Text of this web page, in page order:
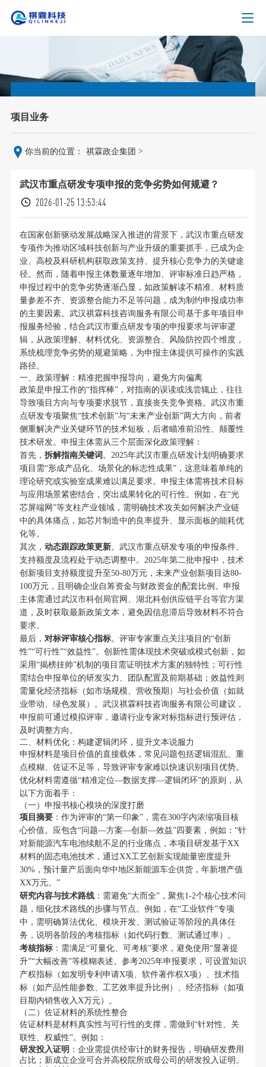
项目业务
你当前的位置： 祺霖政企集团 >
武汉市重点研发专项申报的竞争劣势如何规避？
2026-01-25 13:53:44
在国家创新驱动发展战略深入推进的背景下，武汉市重点研发
专项作为推动区域科技创新与产业升级的重要抓手，已成为企
业、高校及科研机构获取政策支持、提升核心竞争力的关键途
径。然而，随着申报主体数量逐年增加、评审标准日趋严格，
申报过程中的竞争劣势逐渐凸显，如政策解读不精准、材料质
量参差不齐、资源整合能力不足等问题，成为制约申报成功率
的主要因素。武汉祺霖科技咨询服务有限公司基于多年项目申
报服务经验，结合武汉市重点研发专项的申报要求与评审逻
辑，从政策理解、材料优化、资源整合、风险防控四个维度，
系统梳理竞争劣势的规避策略，为申报主体提供可操作的实践
路径。
一、政策理解：精准把握申报导向，避免方向偏离
政策是申报工作的“指挥棒”，对指南的误读或浅尝辄止，往往
导致项目方向与专项要求脱节，直接丧失竞争资格。武汉市重
点研发专项聚焦“技术创新”与“未来产业创新”两大方向，前者
侧重解决产业关键环节的技术短板，后者瞄准前沿性、颠覆性
技术研发。申报主体需从三个层面深化政策理解：
首先， 拆解指南关键词 。2025年武汉市重点研发计划明确要求
项目需“形成产品化、场景化的标志性成果”，这意味着单纯的
理论研究或实验室成果难以满足要求。申报主体需将技术目标
与应用场景紧密结合，突出成果转化的可行性。例如，在“光
芯屏端网”等支柱产业领域，需明确技术攻关如何解决产业链
中的具体痛点，如芯片制造中的良率提升、显示面板的能耗优
化等。
其次， 动态跟踪政策更新。武汉市重点研发专项的申报条件、
支持额度及流程处于动态调整中。2025年第二批申报中，技术
创新项目支持额度提升至50-80万元，未来产业创新项目达80-
100万元，且明确企业自筹资金与财政资金的配套比例。申报
主体需通过武汉市科创局官网、湖北科创供应链平台等官方渠
道，及时获取最新政策文本，避免因信息滞后导致材料不符合
要求。
最后， 对标评审核心指标。评审专家重点关注项目的“创新
性”“可行性”“效益性”。创新性需体现技术突破或模式创新，如
采用“揭榜挂帅”机制的项目需证明技术方案的独特性；可行性
需结合申报单位的研发实力、团队配置及前期基础；效益性则
需量化经济指标（如市场规模、营收预期）与社会价值（如就
业带动、绿色发展）。武汉祺霖科技咨询服务有限公司建议，
申报前可通过模拟评审，邀请行业专家对标指标进行预评估，
及时调整方向。
二、材料优化：构建逻辑闭环，提升文本说服力
申报材料是项目价值的直接载体，常见问题包括逻辑混乱、重
点模糊、佐证不足等，导致评审专家难以快速识别项目优势。
优化材料需遵循“精准定位—数据支撑—逻辑闭环”的原则，从
以下方面着手：
（一）申报书核心模块的深度打磨
项目摘要：作为评审的“第一印象”，需在300字内浓缩项目核
心价值。应包含“问题—方案—创新—效益”四要素，例如：“针
对新能源汽车电池续航不足的行业痛点，本项目研发基于XX
材料的固态电池技术，通过XX工艺创新实现能量密度提升
30%，预计量产后面向华中地区新能源车企供货，年新增产值
XX万元。”
研究内容与技术路线：需避免“大而全”，聚焦1-2个核心技术问
题，细化技术路线的步骤与节点。例如，在“工业软件”专项
中，需明确算法优化、模块开发、测试验证等阶段的具体任
务，说明各阶段的考核指标（如代码行数、测试通过率）。
考核指标：需满足“可量化、可考核”要求，避免使用“显著提
升”“大幅改善”等模糊表述。参考2025年申报要求，可设置知识
产权指标（如发明专利申请X项、软件著作权X项）、技术指
标（如产品性能参数、工艺效率提升比例）、经济指标（如项
目期内销售收入X万元）。
（二）佐证材料的系统性整合
佐证材料是材料真实性与可行性的支撑，需做到“针对性、关
联性、权威性”。例如：
研发投入证明 ：企业需提供经审计的财务报告，明确研发费用
占比；新成立企业可合并高校院所或母公司的研发投入证明。